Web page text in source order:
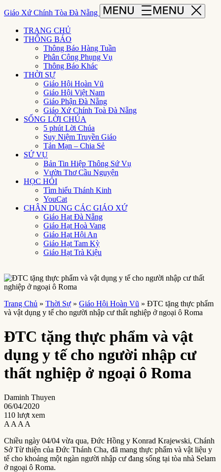
Giáo Xứ Chính Tòa Đà Nẵng
TRANG CHỦ
THÔNG BÁO
Thông Báo Hàng Tuần
Phân Công Phụng Vụ
Thông Báo Khác
THỜI SỰ
Giáo Hội Hoàn Vũ
Giáo Hội Việt Nam
Giáo Phận Đà Nẵng
Giáo Xứ Chính Toà Đà Nẵng
SỐNG LỜI CHÚA
5 phút Lời Chúa
Suy Niệm Truyền Giáo
Tản Mạn – Chia Sẻ
SỨ VỤ
Bản Tin Hiệp Thông Sứ Vụ
Vườn Thơ Cầu Nguyện
HỌC HỎI
Tìm hiểu Thánh Kinh
YouCat
CHÂN DUNG CÁC GIÁO XỨ
Giáo Hạt Đà Nẵng
Giáo Hạt Hoà Vang
Giáo Hạt Hội An
Giáo Hạt Tam Kỳ
Giáo Hạt Trà Kiệu
Trang Chủ » Thời Sự » Giáo Hội Hoàn Vũ » ĐTC tặng thực phẩm
và vật dụng y tế cho người nhập cư thất nghiệp ở ngoại ô Roma
ĐTC tặng thực phẩm và vật
dụng y tế cho người nhập cư
thất nghiệp ở ngoại ô Roma
Daminh Thuyen
06/04/2020
110 lượt xem
A A A A
Chiều ngày 04/04 vừa qua, Đức Hồng y Konrad Krajewski, Chánh
Sở Từ thiện của Đức Thánh Cha, đã mang thực phẩm và vật liệu y
tế cho khoảng một ngàn người nhập cư đang sống tại tòa nhà Selam
ở ngoại ô Roma.